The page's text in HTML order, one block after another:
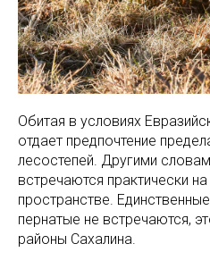
Обитая в условиях
отдает предпочтение
лесостепей. Другими
встречаются практически
пространстве.
пернатые не встречаются,
районы Сахалина.